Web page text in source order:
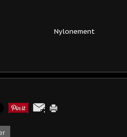
Nylonement